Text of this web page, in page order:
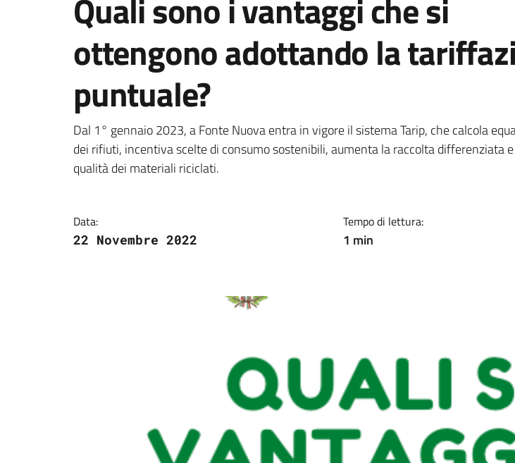
Quali sono i vantaggi che si
ottengono adottando la
puntuale?
Dettagli della notizia
Dal 1° gennaio 2023, a Fonte Nuova entra in vigore il sistema Tarip, che calcola
dei rifiuti, incentiva scelte di consumo sostenibili, aumenta la raccolta differenziata
qualità dei materiali riciclati.
Data:
22 Novembre 2022
Tempo di lettura:
1 min